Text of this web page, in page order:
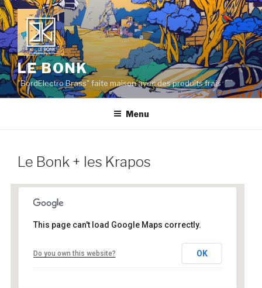
Aller
au
contenu
principal
LE BONK
"BordElectro Brass" faite maison avec des produits frais
Menu
Le Bonk + les Krapos
6e Continent
Rue Saint Michel - Lyon
This page can't load Google Maps correctly.
Do you own this website? OK